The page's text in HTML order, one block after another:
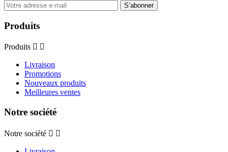
Produits
Produits  
Livraison
Promotions
Nouveaux produits
Meilleures ventes
Notre société
Notre société  